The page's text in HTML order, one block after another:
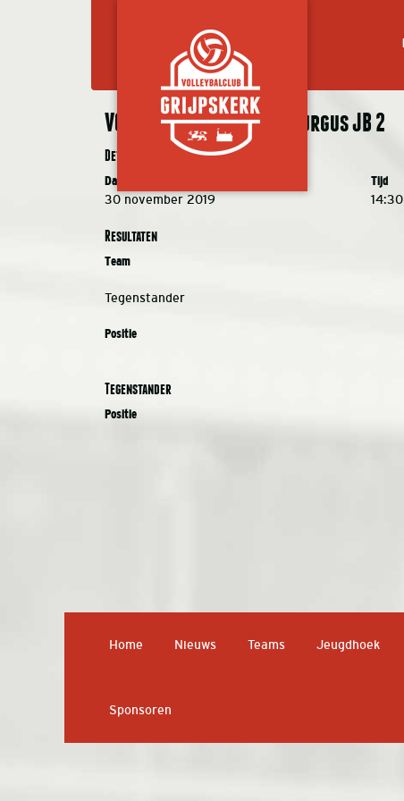
VC Grijpskerk XB 1 – Lycurgus JB 2
Details
Datum Tijd
30 november 2019 14:30
Resultaten
Team
Tegenstander
Positie
Tegenstander
Positie
Home Nieuws Teams Jeugdhoek
Sponsoren